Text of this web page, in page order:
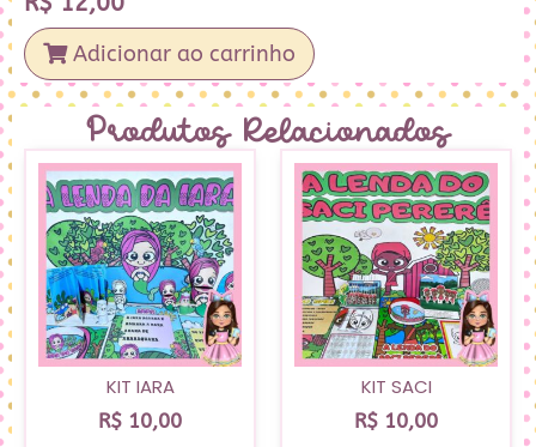
Adicionar ao carrinho
Produtos Relacionados
KIT IARA
R$ 10,00
KIT SACI
R$ 10,00